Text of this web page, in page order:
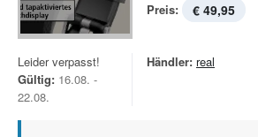
Preis: € 49,95
Leider verpasst!
Gültig: 16.08. -
22.08.
Händler: real